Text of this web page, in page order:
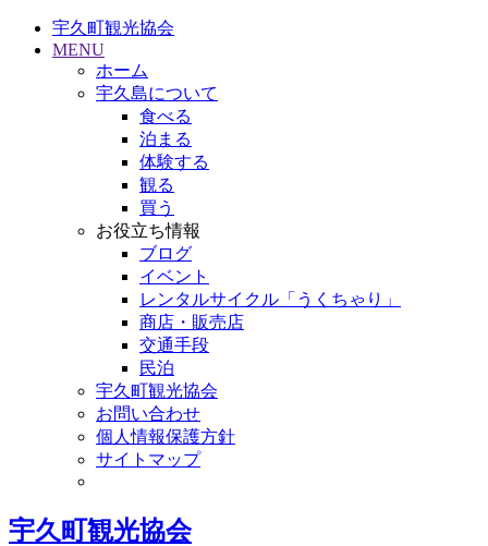
宇久町観光協会
MENU
ホーム
宇久島について
食べる
泊まる
体験する
観る
買う
お役立ち情報
ブログ
イベント
レンタルサイクル「うくちゃり」
商店・販売店
交通手段
民泊
宇久町観光協会
お問い合わせ
個人情報保護方針
サイトマップ
宇久町観光協会